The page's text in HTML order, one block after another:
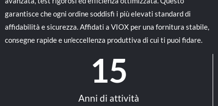
garantisce che ogni ordine soddisfi i più elevati standard di
affidabilità e sicurezza. Affidati a VIOX per una fornitura stabile,
consegne rapide e un'eccellenza produttiva di cui ti puoi fidare.
Anni di attività
15